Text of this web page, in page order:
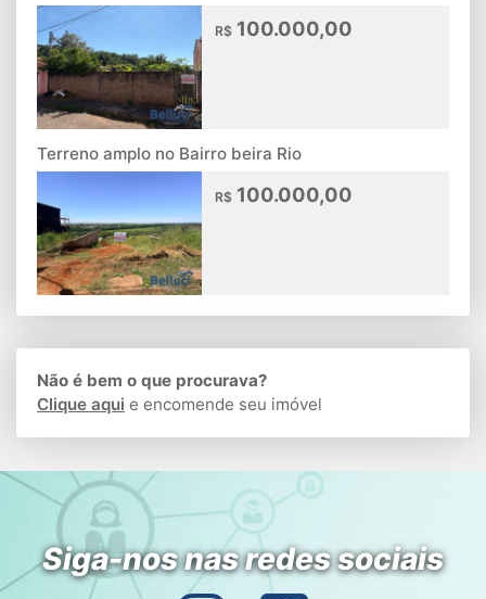
R$ 100.000,00
Terreno amplo no Bairro beira Rio
R$ 100.000,00
Não é bem o que procurava?
Clique aqui e encomende seu imóvel
Siga-nos nas redes sociais